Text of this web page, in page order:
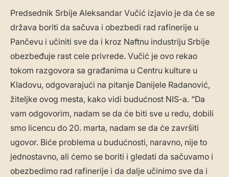
Predsednik Srbije Aleksandar Vučić izjavio je da će se
država boriti da sačuva i obezbedi rad rafinerije u
Pančevu i učiniti sve da i kroz Naftnu industriju Srbije
obezbeđuje rast cele privrede. Vučić je ovo rekao
tokom razgovora sa građanima u Centru kulture u
Kladovu, odgovarajući na pitanje Danijele Radanović,
žiteljke ovog mesta, kako vidi budućnost NIS-a. “Da
vam odgovorim, nadam se da će biti sve u redu, dobili
smo licencu do 20. marta, nadam se da će završiti
ugovor. Biće problema u budućnosti, naravno, nije to
jednostavno, ali ćemo se boriti i gledati da sačuvamo i
obezbedimo rad rafinerije i da dalje učinimo sve da i